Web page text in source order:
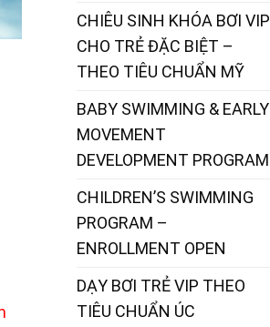
CHIÊU SINH KHÓA BƠI VIP
CHO TRẺ ĐẶC BIỆT –
THEO TIÊU CHUẨN MỸ
BABY SWIMMING & EARLY
MOVEMENT
DEVELOPMENT PROGRAM
CHILDREN’S SWIMMING
PROGRAM –
ENROLLMENT OPEN
DẠY BƠI TRẺ VIP THEO
TIÊU CHUẨN ÚC